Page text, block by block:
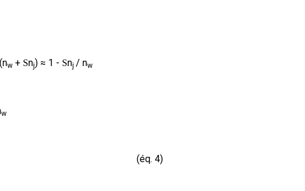
w + Snj) ≈ 1 - Snj / nw
w
(éq. 4)